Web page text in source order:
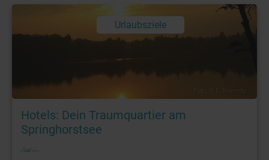
Urlaubsziele
Foto: © E. Reimnitz
Hotels: Dein Traumquartier am
Springhorstsee